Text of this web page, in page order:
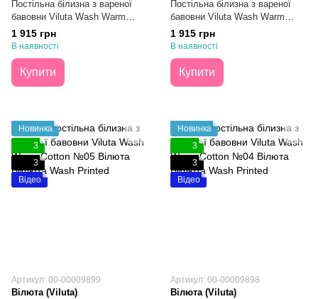
Постільна білизна з вареної
бавовни Viluta Wash Warm
Cotton №08 Двоспальна
1 915 грн
В наявності
Купити
Постільна білизна з вареної
бавовни Viluta Wash Warm
Cotton №06 Двоспальна
1 915 грн
В наявності
Купити
Новинка
3
3
Відео
Артикул: 00-00009899
Вілюта (Viluta)
Новинка
3
3
Відео
Артикул: 00-00009898
Вілюта (Viluta)